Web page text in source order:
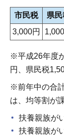
市民税
県
3,000円
※平成26年度
円、県民税
※前年中の合
は、均等割が
扶養親族が
扶養親族が